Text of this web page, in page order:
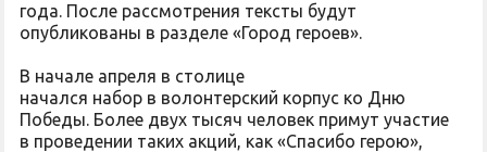
года. После рассмотрения тексты будут
опубликованы в разделе «Город героев».
В начале апреля в столице
начался набор в волонтерский корпус ко Дню
Победы. Более двух тысяч человек примут участие
в проведении таких акций, как «Спасибо герою»,